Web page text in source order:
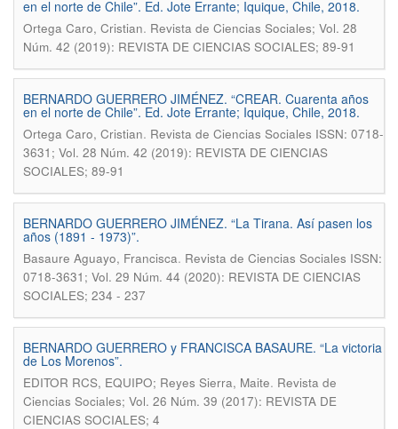
en el norte de Chile”. Ed. Jote Errante; Iquique, Chile, 2018.
Ortega Caro, Cristian. Revista de Ciencias Sociales; Vol. 28
Núm. 42 (2019): REVISTA DE CIENCIAS SOCIALES; 89-91
BERNARDO GUERRERO JIMÉNEZ. “CREAR. Cuarenta años
en el norte de Chile”. Ed. Jote Errante; Iquique, Chile, 2018.
Ortega Caro, Cristian. Revista de Ciencias Sociales ISSN: 0718-
3631; Vol. 28 Núm. 42 (2019): REVISTA DE CIENCIAS
SOCIALES; 89-91
BERNARDO GUERRERO JIMÉNEZ. “La Tirana. Así pasen los
años (1891 - 1973)”.
Basaure Aguayo, Francisca. Revista de Ciencias Sociales ISSN:
0718-3631; Vol. 29 Núm. 44 (2020): REVISTA DE CIENCIAS
SOCIALES; 234 - 237
BERNARDO GUERRERO y FRANCISCA BASAURE. “La victoria
de Los Morenos”.
EDITOR RCS, EQUIPO; Reyes Sierra, Maite. Revista de
Ciencias Sociales; Vol. 26 Núm. 39 (2017): REVISTA DE
CIENCIAS SOCIALES; 4